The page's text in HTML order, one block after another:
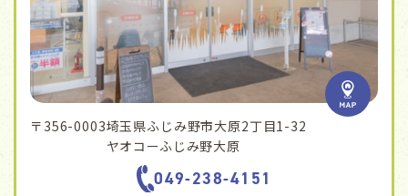
〒356-0003埼玉県ふじみ野市大原2丁目1-32
ヤオコーふじみ野大原
049-238-4151